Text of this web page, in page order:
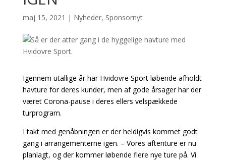
maj 15, 2021 | Nyheder, Sponsornyt
Igennem utallige år har Hvidovre Sport løbende afholdt
havture for deres kunder, men af gode årsager har der
været Corona-pause i deres ellers velspækkede
turprogram.
I takt med genåbningen er der heldigvis kommet godt
gang i arrangementerne igen. – Vores aftenture er nu
planlagt, og der kommer løbende flere nye ture på. Vi